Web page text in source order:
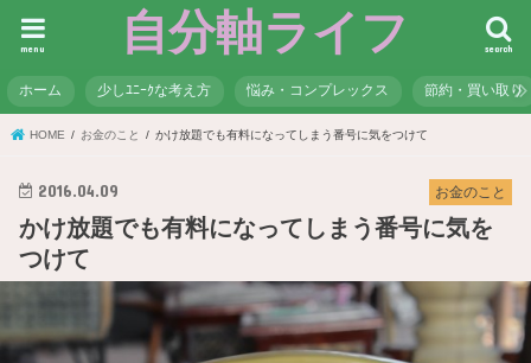
自分軸ライフ search
menu
ホーム 少しﾕﾆｰｸな考え方 悩み・コンプレックス 節約・買い取り
HOME お金のこと かけ放題でも有料になってしまう番号に気をつけて
お金のこと
2016.04.09
かけ放題でも有料になってしまう番号に気を
つけて